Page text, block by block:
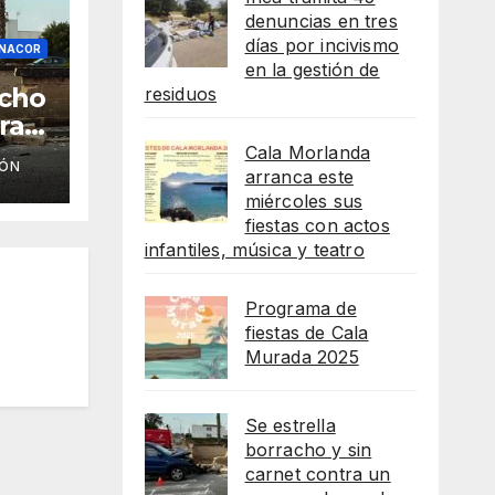
denuncias en tres
días por incivismo
en la gestión de
residuos
Cala Morlanda
arranca este
miércoles sus
fiestas con actos
infantiles, música y teatro
Programa de
fiestas de Cala
Murada 2025
Se estrella
borracho y sin
carnet contra un